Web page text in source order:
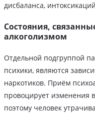
дисбаланса,
Состояния,
алкоголизмом
Отдельной подгруппой
психики, являются
наркотиков. Приём
провоцирует изменения
поэтому человек